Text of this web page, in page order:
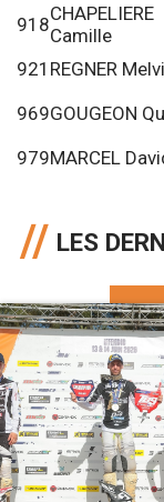
918CHAPELIERE
Camille
921 REGNER
969GOUGEON
979MARCEL
LES